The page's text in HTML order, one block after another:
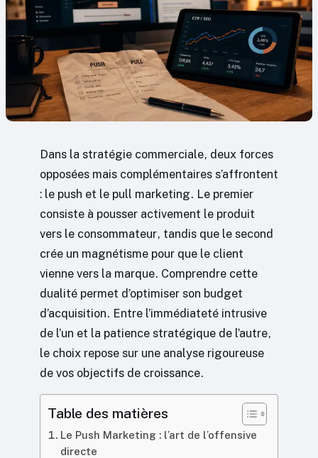
Dans la stratégie commerciale, deux forces
opposées mais complémentaires s’affrontent
: le push et le pull marketing. Le premier
consiste à pousser activement le produit
vers le consommateur, tandis que le second
crée un magnétisme pour que le client
vienne vers la marque. Comprendre cette
dualité permet d’optimiser son budget
d’acquisition. Entre l’immédiateté intrusive
de l’un et la patience stratégique de l’autre,
le choix repose sur une analyse rigoureuse
de vos objectifs de croissance.
Table des matières
Le Push Marketing : l’art de l’offensive
directe